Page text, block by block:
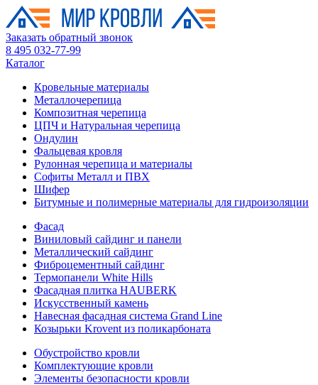
Заказать обратный звонок
8 495 032-77-99
Каталог
Кровельные материалы
Металлочерепица
Композитная черепица
ЦПЧ и Натуральная черепица
Ондулин
Фальцевая кровля
Рулонная черепица и материалы
Софиты Металл и ПВХ
Шифер
Битумные и полимерные материалы для гидроизоляции
Фасад
Виниловый сайдинг и панели
Металлический сайдинг
Фиброцементный сайдинг
Термопанели White Hills
Фасадная плитка HAUBERK
Искусственный камень
Навесная фасадная система Grand Line
Козырьки Krovent из поликарбоната
Обустройство кровли
Комплектующие кровли
Элементы безопасности кровли